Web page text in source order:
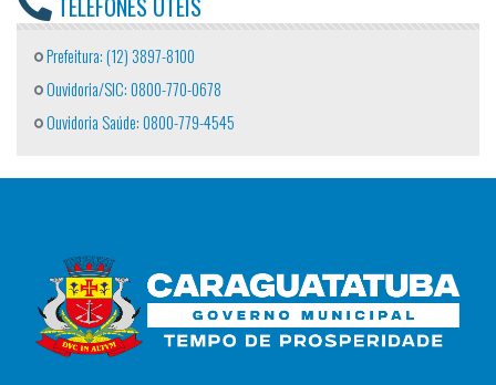
TELEFONES ÚTEIS
Prefeitura: (12) 3897-8100
Ouvidoria/SIC: 0800-770-0678
Ouvidoria Saúde: 0800-779-4545